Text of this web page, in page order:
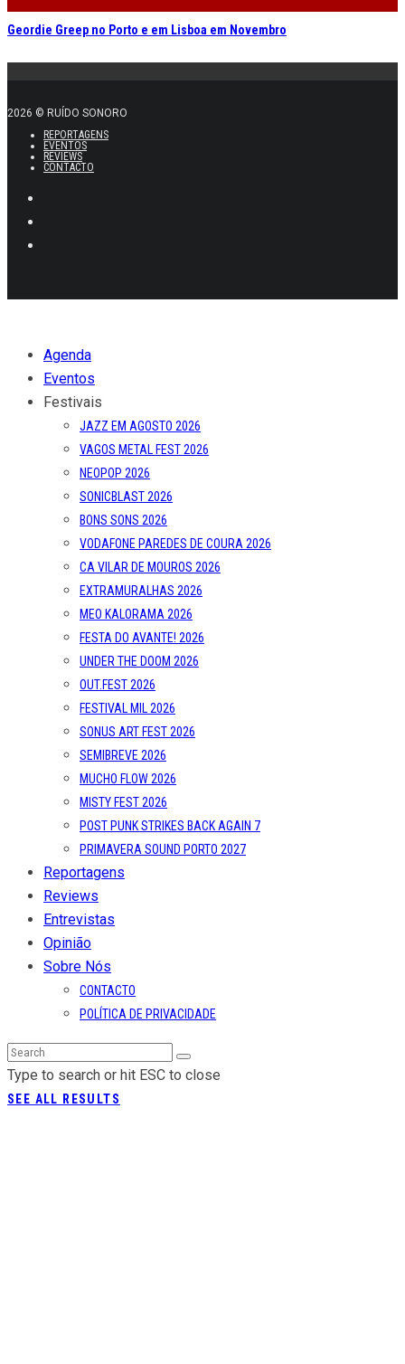
Geordie Greep no Porto e em Lisboa em Novembro
2026 © RUÍDO SONORO
REPORTAGENS
EVENTOS
REVIEWS
CONTACTO
Agenda
Eventos
Festivais
JAZZ EM AGOSTO 2026
VAGOS METAL FEST 2026
NEOPOP 2026
SONICBLAST 2026
BONS SONS 2026
VODAFONE PAREDES DE COURA 2026
CA VILAR DE MOUROS 2026
EXTRAMURALHAS 2026
MEO KALORAMA 2026
FESTA DO AVANTE! 2026
UNDER THE DOOM 2026
OUT.FEST 2026
FESTIVAL MIL 2026
SONUS ART FEST 2026
SEMIBREVE 2026
MUCHO FLOW 2026
MISTY FEST 2026
POST PUNK STRIKES BACK AGAIN 7
PRIMAVERA SOUND PORTO 2027
Reportagens
Reviews
Entrevistas
Opinião
Sobre Nós
CONTACTO
POLÍTICA DE PRIVACIDADE
Type to search or hit ESC to close
SEE ALL RESULTS